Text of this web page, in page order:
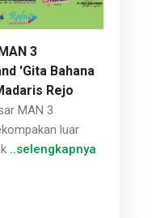
3
'Gita Bahana
Rejo
MAN 3
luar
..selengkapnya